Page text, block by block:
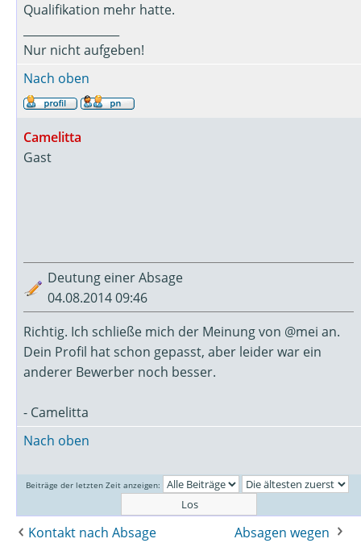
Qualifikation mehr hatte.
Nur nicht aufgeben!
Nach oben
Camelitta
Gast
Deutung einer Absage
04.08.2014 09:46
Richtig. Ich schließe mich der Meinung von @mei an.
Dein Profil hat schon gepasst, aber leider war ein
anderer Bewerber noch besser.
- Camelitta
Nach oben
Beiträge der letzten Zeit anzeigen:
Kontakt nach Absage Absagen wegen